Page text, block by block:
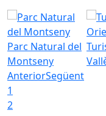
Parc Natural del
Montseny
AnteriorSegüent
1
2